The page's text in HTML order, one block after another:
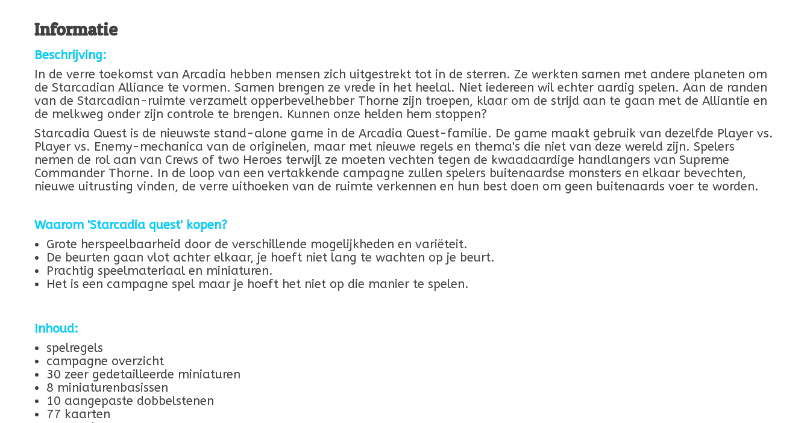
Informatie
Beschrijving:
In de verre toekomst van Arcadia hebben mensen zich uitgestrekt tot in de sterren. Ze werkten samen met andere planeten om
de Starcadian Alliance te vormen. Samen brengen ze vrede in het heelal. Niet iedereen wil echter aardig spelen. Aan de randen
van de Starcadian-ruimte verzamelt opperbevelhebber Thorne zijn troepen, klaar om de strijd aan te gaan met de Alliantie en
de melkweg onder zijn controle te brengen. Kunnen onze helden hem stoppen?
Starcadia Quest is de nieuwste stand-alone game in de Arcadia Quest-familie. De game maakt gebruik van dezelfde Player vs.
Player vs. Enemy-mechanica van de originelen, maar met nieuwe regels en thema's die niet van deze wereld zijn. Spelers
nemen de rol aan van Crews of two Heroes terwijl ze moeten vechten tegen de kwaadaardige handlangers van Supreme
Commander Thorne. In de loop van een vertakkende campagne zullen spelers buitenaardse monsters en elkaar bevechten,
nieuwe uitrusting vinden, de verre uithoeken van de ruimte verkennen en hun best doen om geen buitenaards voer te worden.
Waarom 'Starcadia quest' kopen?
Grote herspeelbaarheid door de verschillende mogelijkheden en variëteit.
De beurten gaan vlot achter elkaar, je hoeft niet lang te wachten op je beurt.
Prachtig speelmateriaal en miniaturen.
Het is een campagne spel maar je hoeft het niet op die manier te spelen.
Inhoud:
spelregels
campagne overzicht
30 zeer gedetailleerde miniaturen
8 miniaturenbasissen
10 aangepaste dobbelstenen
77 kaarten